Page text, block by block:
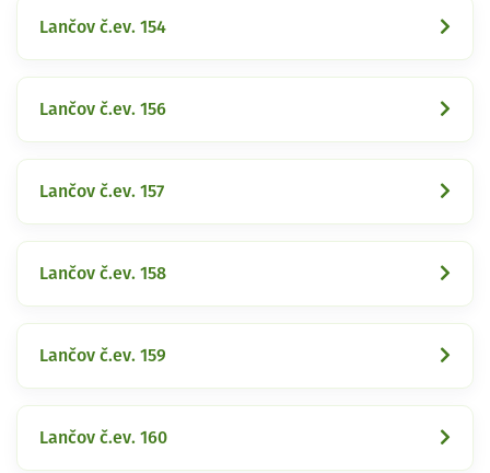
Lančov č.ev. 154
Lančov č.ev. 156
Lančov č.ev. 157
Lančov č.ev. 158
Lančov č.ev. 159
Lančov č.ev. 160